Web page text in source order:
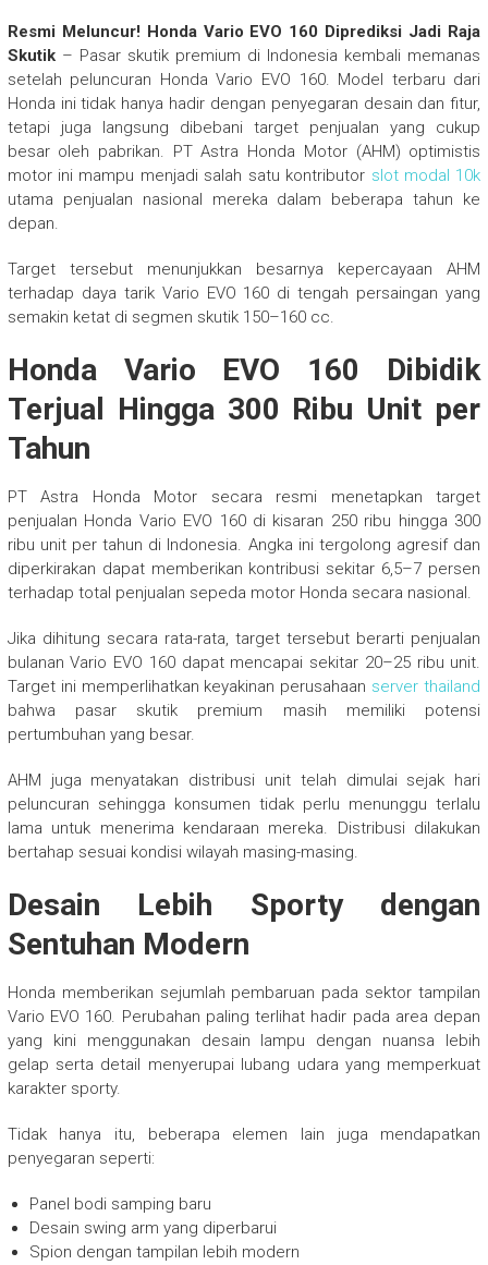
Resmi Meluncur! Honda Vario EVO 160 Diprediksi Jadi Raja
Skutik– Pasar skutik premium di Indonesia kembali memanas
setelah peluncuran Honda Vario EVO 160. Model terbaru dari
Honda ini tidak hanya hadir dengan penyegaran desain dan fitur,
tetapi juga langsung dibebani target penjualan yang cukup
besar oleh pabrikan. PT Astra Honda Motor (AHM) optimistis
motor ini mampu menjadi salah satu kontributor slot modal 10k
utama penjualan nasional mereka dalam beberapa tahun ke
depan.
Target tersebut menunjukkan besarnya kepercayaan AHM
terhadap daya tarik Vario EVO 160 di tengah persaingan yang
semakin ketat di segmen skutik 150–160 cc.
Honda Vario EVO 160 Dibidik
Terjual Hingga 300 Ribu Unit per
Tahun
PT Astra Honda Motor secara resmi menetapkan target
penjualan Honda Vario EVO 160 di kisaran 250 ribu hingga 300
ribu unit per tahun di Indonesia. Angka ini tergolong agresif dan
diperkirakan dapat memberikan kontribusi sekitar 6,5–7 persen
terhadap total penjualan sepeda motor Honda secara nasional.
Jika dihitung secara rata-rata, target tersebut berarti penjualan
bulanan Vario EVO 160 dapat mencapai sekitar 20–25 ribu unit.
Target ini memperlihatkan keyakinan perusahaan server thailand
bahwa pasar skutik premium masih memiliki potensi
pertumbuhan yang besar.
AHM juga menyatakan distribusi unit telah dimulai sejak hari
peluncuran sehingga konsumen tidak perlu menunggu terlalu
lama untuk menerima kendaraan mereka. Distribusi dilakukan
bertahap sesuai kondisi wilayah masing-masing.
Desain Lebih Sporty dengan
Sentuhan Modern
Honda memberikan sejumlah pembaruan pada sektor tampilan
Vario EVO 160. Perubahan paling terlihat hadir pada area depan
yang kini menggunakan desain lampu dengan nuansa lebih
gelap serta detail menyerupai lubang udara yang memperkuat
karakter sporty.
Tidak hanya itu, beberapa elemen lain juga mendapatkan
penyegaran seperti:
Panel bodi samping baru
Desain swing arm yang diperbarui
Spion dengan tampilan lebih modern